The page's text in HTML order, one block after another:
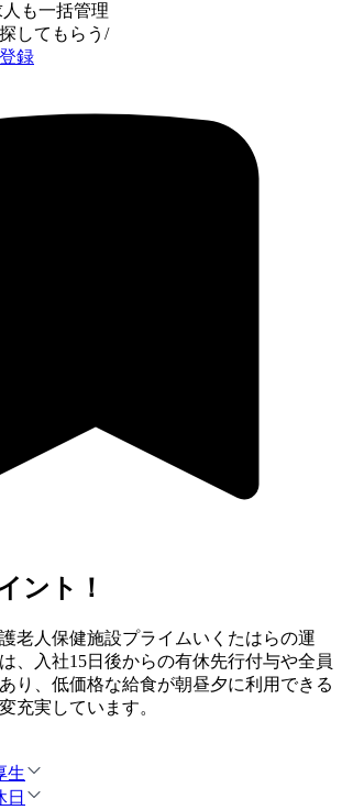
も一括管理
してもらう /
録
ント！
老人保健施設プライムいくたはらの運
、入社15日後からの有休先行付与や全員
り、低価格な給食が朝昼夕に利用できる
充実しています。
生
日